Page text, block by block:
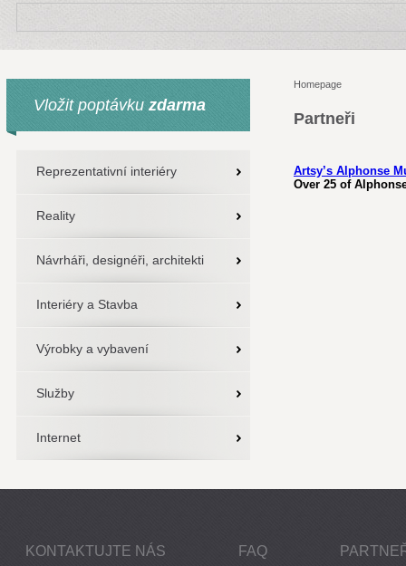
Vložit poptávku zdarma
Reprezentativní interiéry
Reality
Návrháři, designéři, architekti
Interiéry a Stavba
Výrobky a vybavení
Služby
Internet
Homepage
Partneři
Artsy’s Alphonse
Over 25 of
KONTAKTUJTE NÁS FAQ